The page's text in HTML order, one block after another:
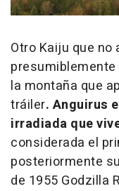
Otro Kaiju que no
la montaña que
tráiler. Anguirus
irradiada que
considerada el
posteriormente
de 1955 Godzilla